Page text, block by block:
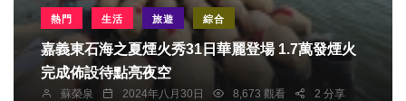
熱門 生活 旅遊 綜合
嘉義東石海之夏煙火秀31日華麗登場 1.7萬發煙火
完成佈設待點亮夜空
蘇榮泉 2024年八月30日 8,673 觀看 2 分享